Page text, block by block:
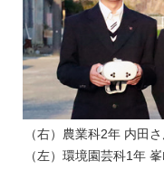
（右）農業科2年 内田
（左）環境園芸科1年